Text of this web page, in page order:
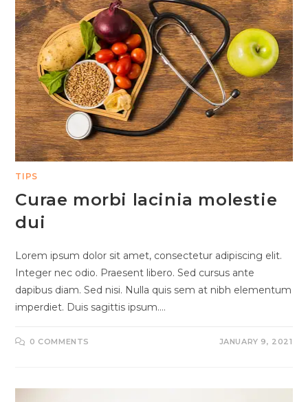
TIPS
Curae morbi lacinia molestie
dui
Lorem ipsum dolor sit amet, consectetur adipiscing elit.
Integer nec odio. Praesent libero. Sed cursus ante
dapibus diam. Sed nisi. Nulla quis sem at nibh elementum
imperdiet. Duis sagittis ipsum.…
0 COMMENTS JANUARY 9, 2021